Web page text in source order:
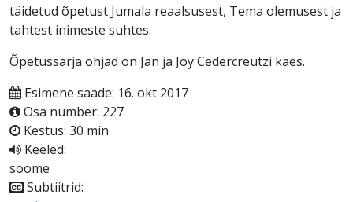
täidetud õpetust Jumala reaalsusest, Tema olemusest ja
tahtest inimeste suhtes.
Õpetussarja ohjad on Jan ja Joy Cedercreutzi käes.
Esimene saade: 16. okt 2017
Osa number: 227
Kestus: 30 min
Keeled:
soome
Subtiitrid: